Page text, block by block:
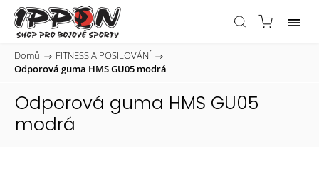
Domů / FITNESS A POSILOVÁNÍ /
Odporová guma HMS GU05 modrá
Odporová guma HMS GU05
modrá